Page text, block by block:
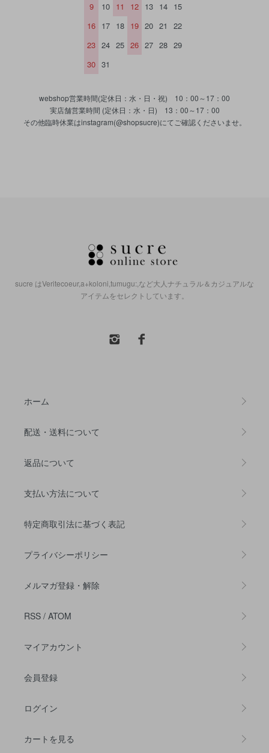
9
10 11 12 13 14 15
16 17 18 19 20 21
22
23 24 25 26 27 28 29
30 31
webshop営業時間(定休日：水・日・祝) 10：00～17：00
実店舗営業時間 (定休日：水・日) 13：00～17：00
その他臨時休業はinstagram(@shopsucre)にてご確認くださいませ。
sucre はVeritecoeur,a+koloni,tumugu:,など大人ナチュラル＆カジュアルな
アイテムをセレクトしています。
ホーム
配送・送料について
返品について
支払い方法について
特定商取引法に基づく表記
プライバシーポリシー
メルマガ登録・解除
RSS / ATOM
マイアカウント
会員登録
ログイン
カートを見る